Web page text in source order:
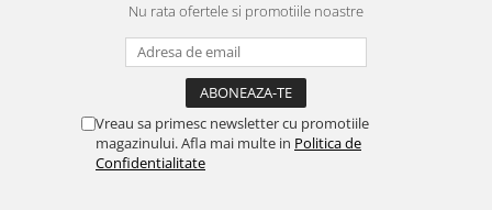
Nu rata ofertele si promotiile noastre
Vreau sa primesc newsletter cu promotiile
magazinului. Afla mai multe in Politica de
Confidentialitate